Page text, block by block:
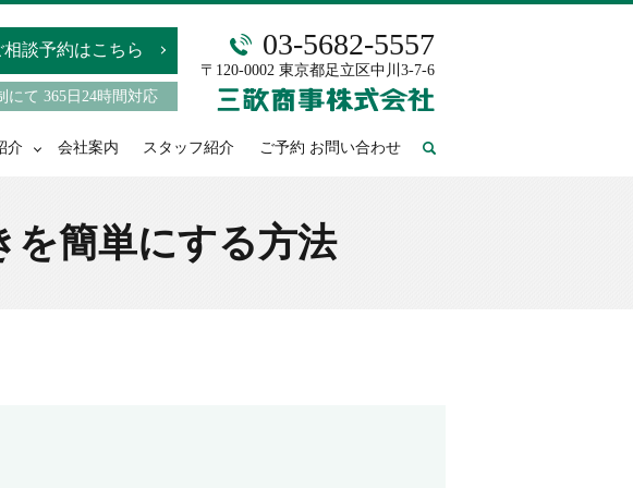
介 会社案内 スタッフ紹介 ご予約 お問い合わせ search
相談予約はこちら
にて 365日24時間対応
03-5682-5557
〒120-0002 東京都足立区中川3-7-6
を簡単にする方法